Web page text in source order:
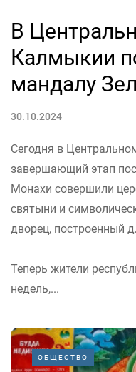
В
Калмыкии
мандалу
30.10.2024
Сегодня в
завершающий этап
Монахи совершили
святыни и
дворец, построенный
Теперь жители
недель,...
ОБЩЕСТВО